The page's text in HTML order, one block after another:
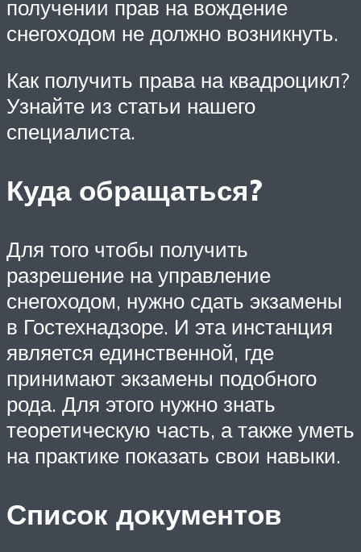
получении прав на вождение
снегоходом не должно возникнуть.
Как получить права на квадроцикл?
Узнайте из статьи нашего
специалиста.
Куда обращаться?
Для того чтобы получить
разрешение на управление
снегоходом, нужно сдать экзамены
в Гостехнадзоре. И эта инстанция
является единственной, где
принимают экзамены подобного
рода. Для этого нужно знать
теоретическую часть, а также уметь
на практике показать свои навыки.
Список документов